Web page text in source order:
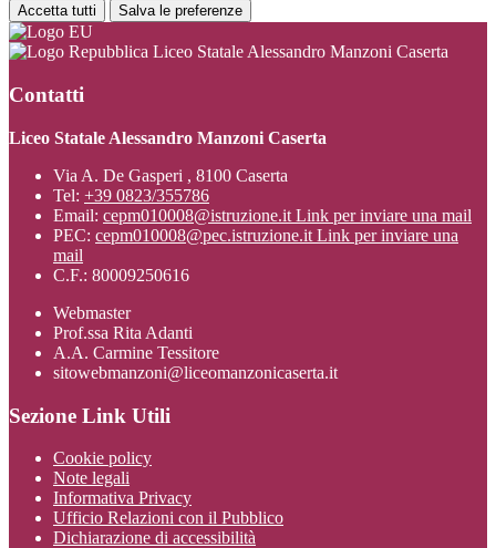
Accetta tutti Salva le preferenze
Liceo Statale Alessandro Manzoni Caserta
Contatti
Liceo Statale Alessandro Manzoni Caserta
Via A. De Gasperi , 8100 Caserta
Tel: +39 0823/355786
Email: cepm010008@istruzione.it Link per inviare una mail
PEC: cepm010008@pec.istruzione.it Link per inviare una
mail
C.F.: 80009250616
Webmaster
Prof.ssa Rita Adanti
A.A. Carmine Tessitore
sitowebmanzoni@liceomanzonicaserta.it
Sezione Link Utili
Cookie policy
Note legali
Informativa Privacy
Ufficio Relazioni con il Pubblico
Dichiarazione di accessibilità